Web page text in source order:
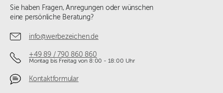
Sie haben Fragen, Anregungen oder wünschen
eine persönliche Beratung?
info@werbezeichen.de
+49 89 / 790 860 860
Montag bis Freitag von 8:00 - 18:00 Uhr
Kontaktformular